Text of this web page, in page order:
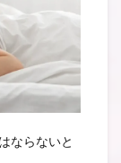
ならないと